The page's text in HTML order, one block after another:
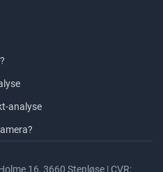
analyse
16, 3660 Stenløse | CVR: